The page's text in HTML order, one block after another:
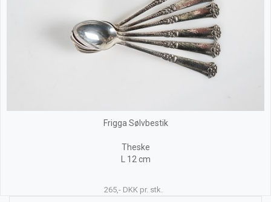
Frigga Sølvbestik
Theske
L 12 cm
265,- DKK pr. stk.